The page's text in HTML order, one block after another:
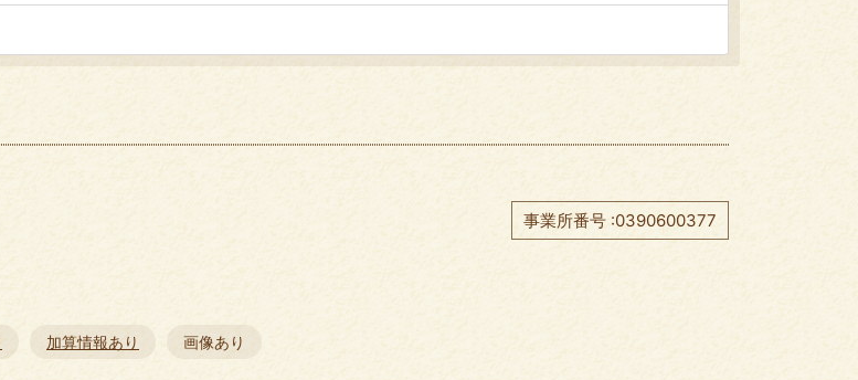
事業所番号 :0390600377
加算情報あり 画像あり